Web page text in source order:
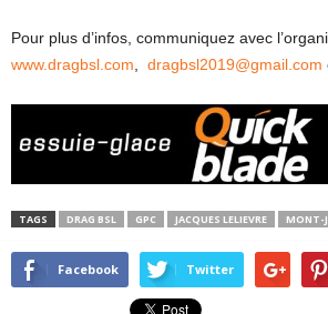
Pour plus d’infos, communiquez avec
www.dragbsl.com, dragbsl2019@gmail.com
TAGS DRAG BSL GPC JACQUES LELIEVRE MONT-
Facebook Twitter